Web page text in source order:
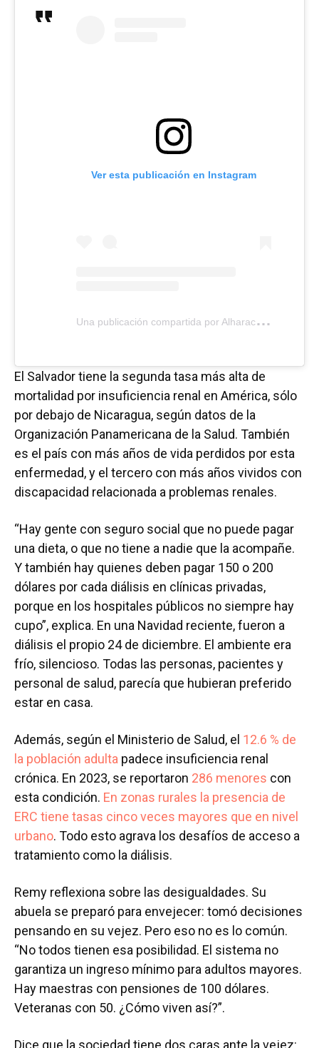
Ver esta publicación en Instagram
U
na publicación compartida por Alharaca (@alharaca_sv)
El Salvador tiene la segunda tasa más alta de
mortalidad por insuficiencia renal en América, sólo
por debajo de Nicaragua, según datos de la
Organización Panamericana de la Salud. También
es el país con más años de vida perdidos por esta
enfermedad, y el tercero con más años vividos con
discapacidad relacionada a problemas renales.
“Hay gente con seguro social que no puede pagar
una dieta, o que no tiene a nadie que la acompañe.
Y también hay quienes deben pagar 150 o 200
dólares por cada diálisis en clínicas privadas,
porque en los hospitales públicos no siempre hay
cupo”, explica. En una Navidad reciente, fueron a
diálisis el propio 24 de diciembre. El ambiente era
frío, silencioso. Todas las personas, pacientes y
personal de salud, parecía que hubieran preferido
estar en casa.
Además, según el Ministerio de Salud, el 12.6 % de
la población adulta padece insuficiencia renal
crónica. En 2023, se reportaron 286 menores con
esta condición. En zonas rurales la presencia de
ERC tiene tasas cinco veces mayores que en nivel
urbano. Todo esto agrava los desafíos de acceso a
tratamiento como la diálisis.
Remy reflexiona sobre las desigualdades. Su
abuela se preparó para envejecer: tomó decisiones
pensando en su vejez. Pero eso no es lo común.
“No todos tienen esa posibilidad. El sistema no
garantiza un ingreso mínimo para adultos mayores.
Hay maestras con pensiones de 100 dólares.
Veteranas con 50. ¿Cómo viven así?”.
Dice que la sociedad tiene dos caras ante la vejez: